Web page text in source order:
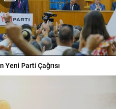
Yeni Parti Çağrısı